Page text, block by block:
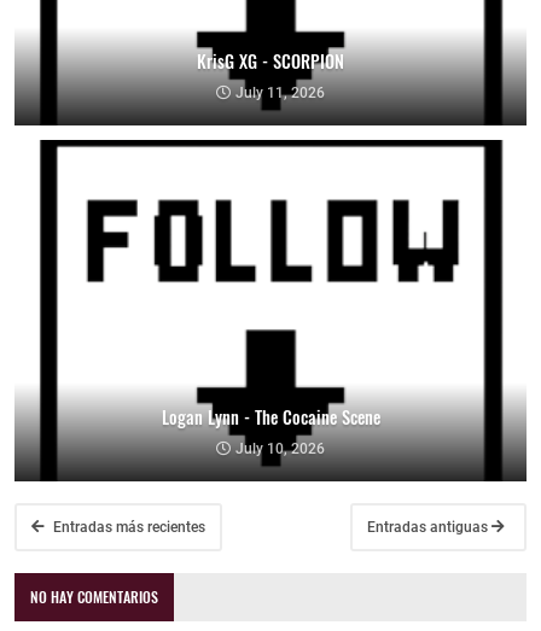
KrisG XG - SCORPION
July 11, 2026
Logan Lynn - The Cocaine Scene
July 10, 2026
Entradas más recientes Entradas antiguas
NO HAY COMENTARIOS